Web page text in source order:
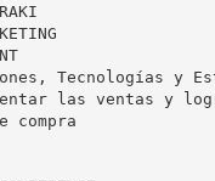
Tecnologías y
las ventas y
compra